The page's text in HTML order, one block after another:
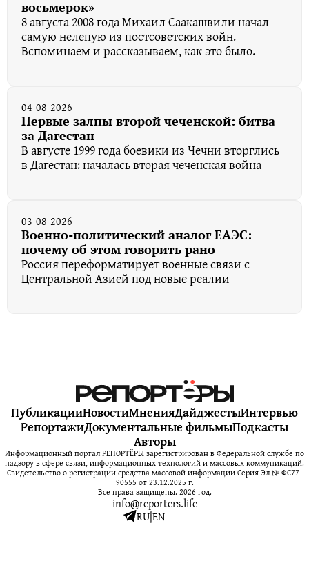
восьмерок»
8 августа 2008 года Михаил Саакашвили начал
самую нелепую из постсоветских войн.
Вспоминаем и рассказываем, как это было.
04-08-2026
Первые залпы второй чеченской: битва
за Дагестан
В августе 1999 года боевики из Чечни вторглись
в Дагестан: началась вторая чеченская война
03-08-2026
Военно-политический аналог ЕАЭС:
почему об этом говорить рано
Россия переформатирует военные связи с
Центральной Азией под новые реалии
ПубликацииНовостиМненияДайджестыИнтервью
РепортажиДокументальные фильмыПодкасты
Авторы
Информационный портал РЕПОРТЁРЫ зарегистрирован в Федеральной службе по
надзору в сфере связи, информационных технологий и массовых коммуникаций.
Свидетельство о регистрации средства массовой информации Серия Эл № ФС77-
90555 от 23.12.2025 г.
Все права защищены. 2026 год.
info@reporters.life
RU|EN